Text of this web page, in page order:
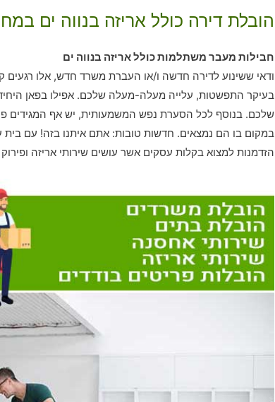
הובלת דירה כולל אריזה בנווה ים
חבילות מעבר משתלמות כולל אריזה בנווה ים
ודאי ששינוע לדירה חדשה ו/או העברת משרד חדש, אלו רגעים
בעיקר התפשטות, עלייה מעלה-מעלה שלכם. אפילו בפאן
שלכם. בנוסף לכל הסערת נפש המשמעותית, יש אף המגידים
במקום בו הם נמצאים. חדשות טובות: אתם איתנו בזה! עם בית
הזדמנות למצוא בקלות עסקים אשר עושים שירותי אריזה